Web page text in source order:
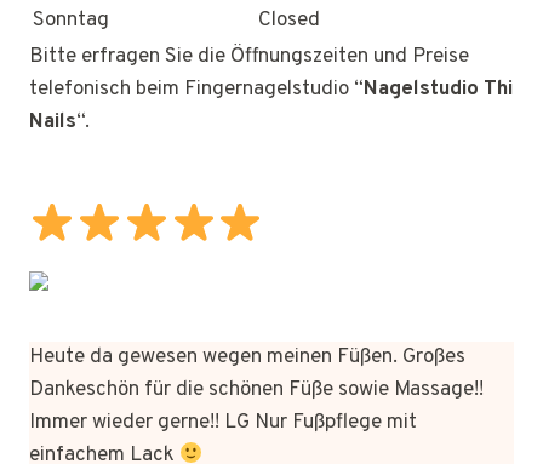
Sonntag
Closed
Bitte erfragen Sie die Öffnungszeiten und Preise
telefonisch beim Fingernagelstudio “Nagelstudio Thi
Nails“.
Heute da gewesen wegen meinen Füßen. Großes
Dankeschön für die schönen Füße sowie Massage!!
Immer wieder gerne!! LG Nur Fußpflege mit
einfachem Lack